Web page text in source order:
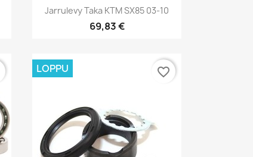
Pikakatselu
Jarrulevy Taka KTM SX85 03-10
69,83 €
LOPPU favorite_border